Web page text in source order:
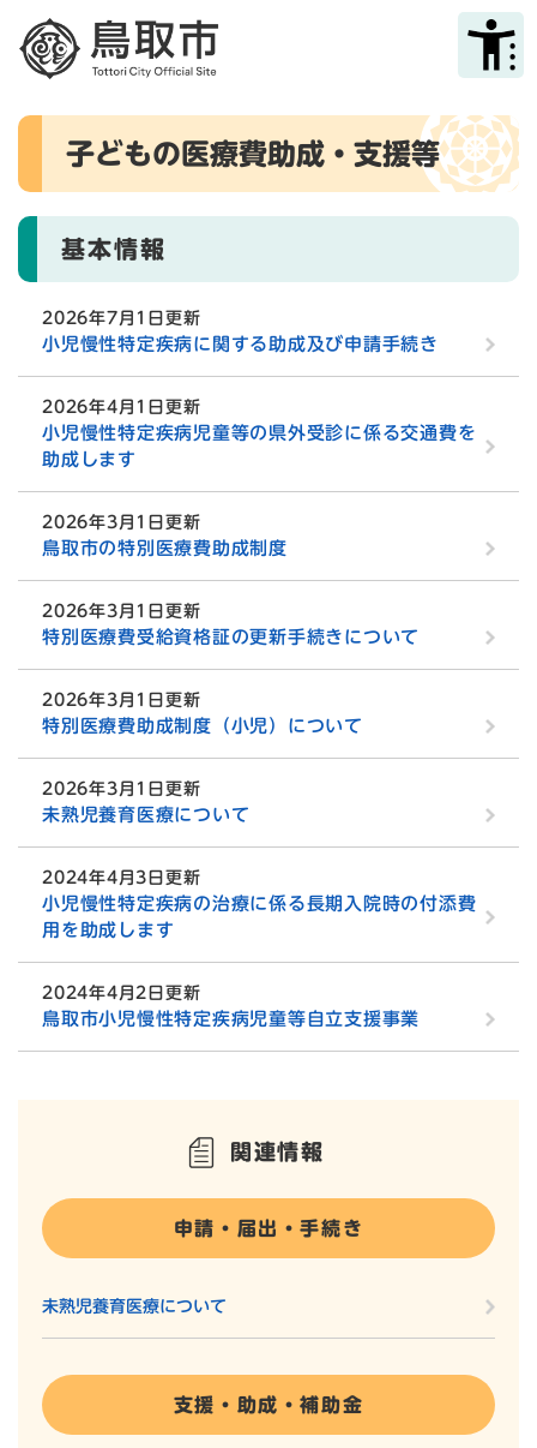
メニューを飛ばして本文へ
本
子どもの医療費助成・支援等
基本情報
2026年7月1日更新
小児慢性特定疾病に関する助成及び申請手続き
2026年4月1日更新
小児慢性特定疾病児童等の県外受診に係る交通費を
助成します
2026年3月1日更新
鳥取市の特別医療費助成制度
2026年3月1日更新
特別医療費受給資格証の更新手続きについて
2026年3月1日更新
特別医療費助成制度（小児）について
2026年3月1日更新
未熟児養育医療について
2024年4月3日更新
小児慢性特定疾病の治療に係る長期入院時の付添費
用を助成します
2024年4月2日更新
鳥取市小児慢性特定疾病児童等自立支援事業
関連情報
申請・届出・手続き
未熟児養育医療について
支援・助成・補助金